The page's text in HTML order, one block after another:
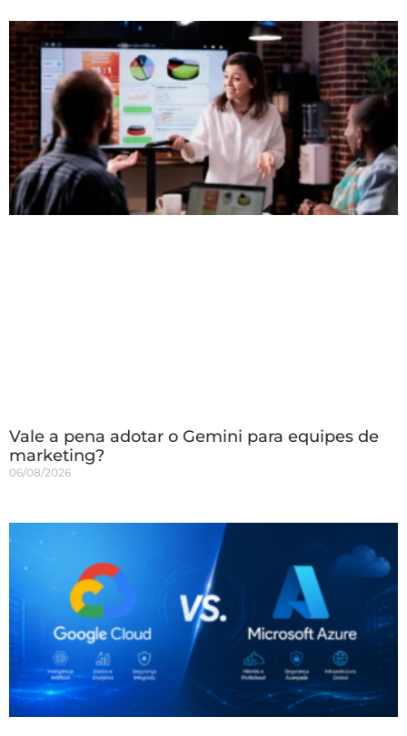
Vale a pena adotar o Gemini para equipes de
marketing?
06/08/2026